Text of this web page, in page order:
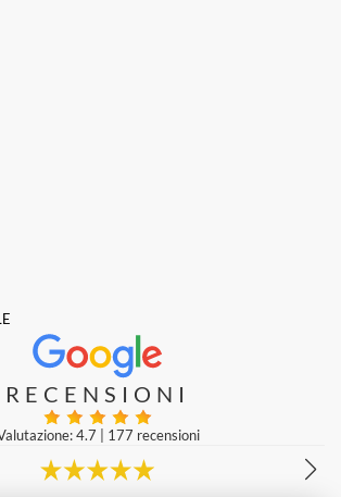
RECENSIONI
4.7 177 recensioni